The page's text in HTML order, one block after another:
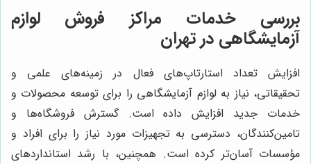
بررسی خدمات مراکز فروش لوازم
آزمایشگاهی در تهران
افزایش تعداد استارتاپ‌های فعال در زمینه‌های علمی و
تحقیقاتی، نیاز به لوازم آزمایشگاهی را برای توسعه محصولات و
خدمات جدید افزایش داده است. گسترش فروشگاه‌ها و
تامین‌کنندگان، دسترسی به تجهیزات مورد نیاز را برای افراد و
مؤسسات آسان‌تر کرده است. همچنین، با رشد استانداردهای